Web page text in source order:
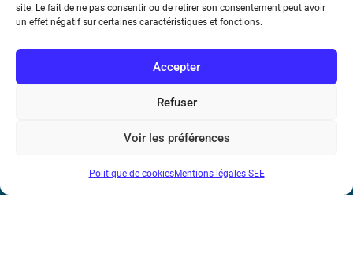
site. Le fait de ne pas consentir ou de retirer son consentement peut avoir
un effet négatif sur certaines caractéristiques et fonctions.
Accepter
Refuser
Voir les préférences
Politique de cookiesMentions légales-SEE
Société de l’Electricité, de l’Electronique et des Technologies
17 rue de l’Amiral Hamelin75116 Paris
Métro : « Boissière » Ligne 6 et « Iéna » Ligne 9
Téléphone : (+33) 1 56 90 37 17
N° de SIREN : 785 393 232, Code APE : 9412Z TVA intra-